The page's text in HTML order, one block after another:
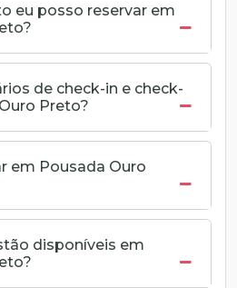
eu posso reservar em
de check-in e check-
Preto?
em Pousada Ouro
disponíveis em